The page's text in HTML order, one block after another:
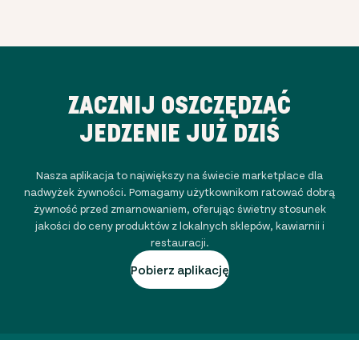
ZACZNIJ OSZCZĘDZAĆ
JEDZENIE JUŻ DZIŚ
Nasza aplikacja to największy na świecie marketplace dla
nadwyżek żywności. Pomagamy użytkownikom ratować dobrą
żywność przed zmarnowaniem, oferując świetny stosunek
jakości do ceny produktów z lokalnych sklepów, kawiarnii i
restauracji.
Pobierz aplikację